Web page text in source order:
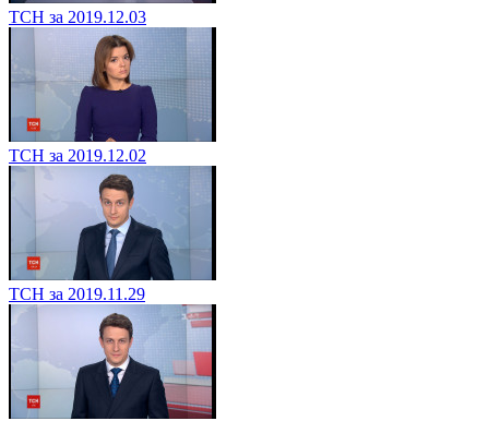
ТСН за 2019.12.03
ТСН за 2019.12.02
ТСН за 2019.11.29